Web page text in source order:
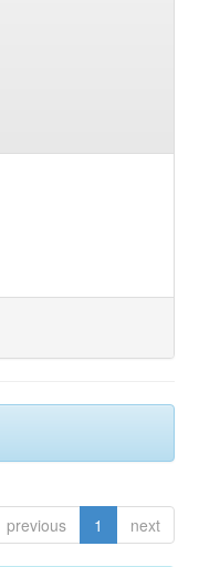
previous 1 next